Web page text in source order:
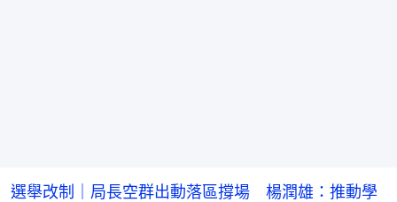
選舉改制｜局長空群出動落區撐場 楊潤雄：推動學